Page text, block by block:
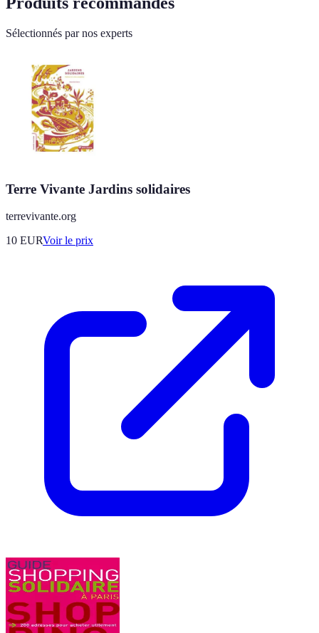
Sélectionnés par nos experts
Terre Vivante Jardins solidaires
terrevivante.org
10 EURVoir le prix